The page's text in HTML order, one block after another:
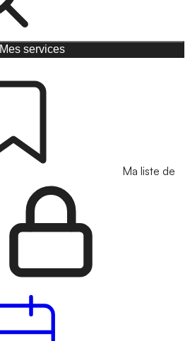
Mes services
Ma liste de